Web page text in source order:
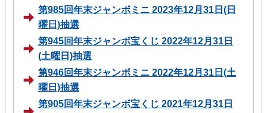
第985回年末ジャンボミニ 2023年12月31日(日
曜日)抽選
第945回年末ジャンボ宝くじ 2022年12月31日
(土曜日)抽選
第946回年末ジャンボミニ 2022年12月31日(土
曜日)抽選
第905回年末ジャンボ宝くじ 2021年12月31日